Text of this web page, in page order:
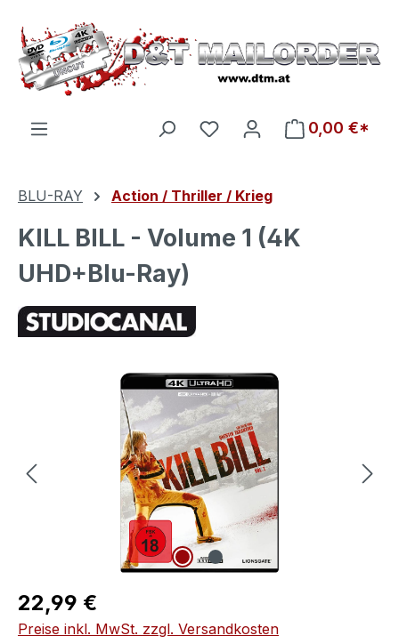
Zum Hauptinhalt springen
Du hast 0 Produkte auf
0,00 €*
BLU-RAY Action / Thriller / Krieg
KILL BILL - Volume 1 (4K
UHD+Blu-Ray)
Bildergalerie überspringen
Regulärer Preis:
22,99 €
Preise inkl. MwSt. zzgl. Versandkosten